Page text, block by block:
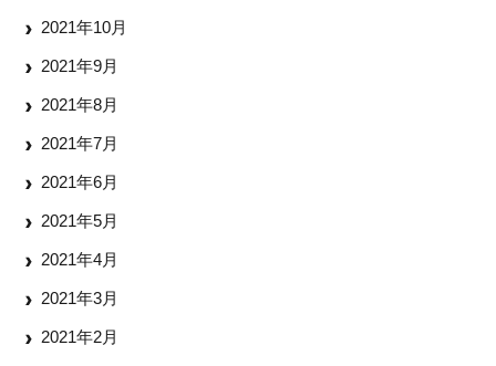
2021年10月
2021年9月
2021年8月
2021年7月
2021年6月
2021年5月
2021年4月
2021年3月
2021年2月